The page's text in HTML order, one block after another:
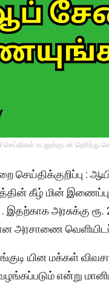
செய்திகள் உடனுக்குடன் தெரிந்து
செய்திக்குறிப்பு :
கீழ் மின்
அரசுக்கு ரூ.
அரசாணை
யின மக்கள்
என்று